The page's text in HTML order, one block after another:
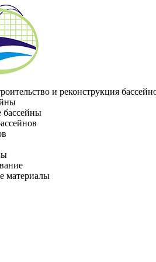
и реконструкция
бассейны
материалы